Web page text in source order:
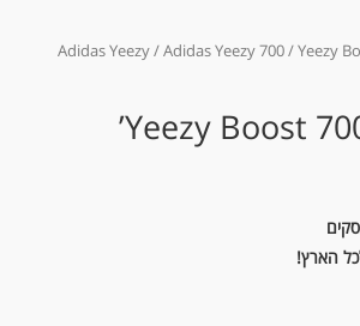
Adidas Yeezy/Adidas Yeezy 700/ Yeezy
Yeezy Boost
הארץ!